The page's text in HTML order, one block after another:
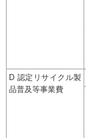
D 認定リサイクル製
品普及等事業費